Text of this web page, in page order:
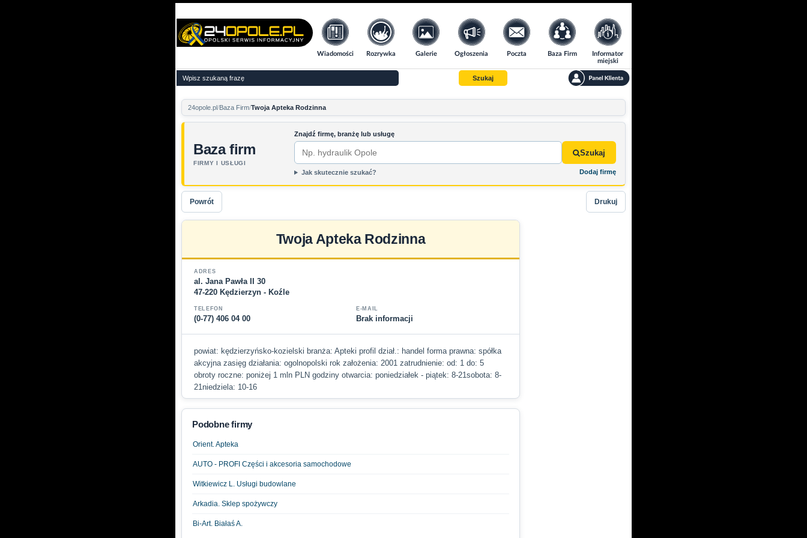
Wiadomości Rozrywka Galerie Ogłoszenia Poczta Baza Firm
Informator
miejski
Szukaj
24opole.pl Baza Firm Twoja Apteka Rodzinna
Baza firm
FIRMY I USŁUGI
Znajdź firmę, branżę lub usługę
Szukaj
Jak skutecznie szukać? Dodaj firmę
Powrót Drukuj
Twoja Apteka Rodzinna
ADRES
al. Jana Pawła II 30
47-220 Kędzierzyn - Koźle
TELEFON
(0-77) 406 04 00
E-MAIL
Brak informacji
powiat: kędzierzyńsko-kozielski branża: Apteki profil dział.: handel forma prawna: spółka
akcyjna zasięg działania: ogolnopolski rok założenia: 2001 zatrudnienie: od: 1 do: 5
obroty roczne: poniżej 1 mln PLN godziny otwarcia: poniedziałek - piątek: 8-21sobota: 8-
21niedziela: 10-16
Podobne firmy
Orient. Apteka
AUTO - PROFI Części i akcesoria samochodowe
Witkiewicz L. Usługi budowlane
Arkadia. Sklep spożywczy
Bi-Art. Białaś A.